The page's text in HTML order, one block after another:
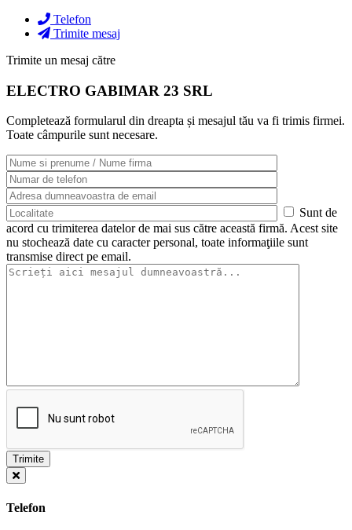
Telefon
Trimite mesaj
Trimite un mesaj către
ELECTRO GABIMAR 23 SRL
Completează formularul din dreapta și mesajul tău va fi trimis firmei.
Toate câmpurile sunt necesare.
Sunt de
acord cu trimiterea datelor de mai sus către această firmă. Acest site
nu stochează date cu caracter personal, toate informaţiile sunt
transmise direct pe email.
Telefon